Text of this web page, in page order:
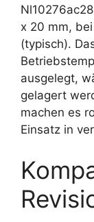
x 20 mm,
(typisch).
ausgelegt,
gelagert
machen es
Einsatz in